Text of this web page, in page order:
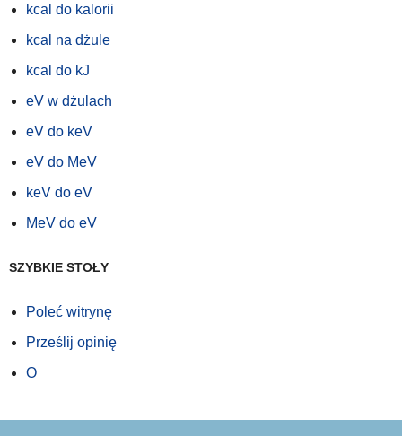
kcal do kalorii
kcal na dżule
kcal do kJ
eV w dżulach
eV do keV
eV do MeV
keV do eV
MeV do eV
SZYBKIE STOŁY
Poleć witrynę
Prześlij opinię
O